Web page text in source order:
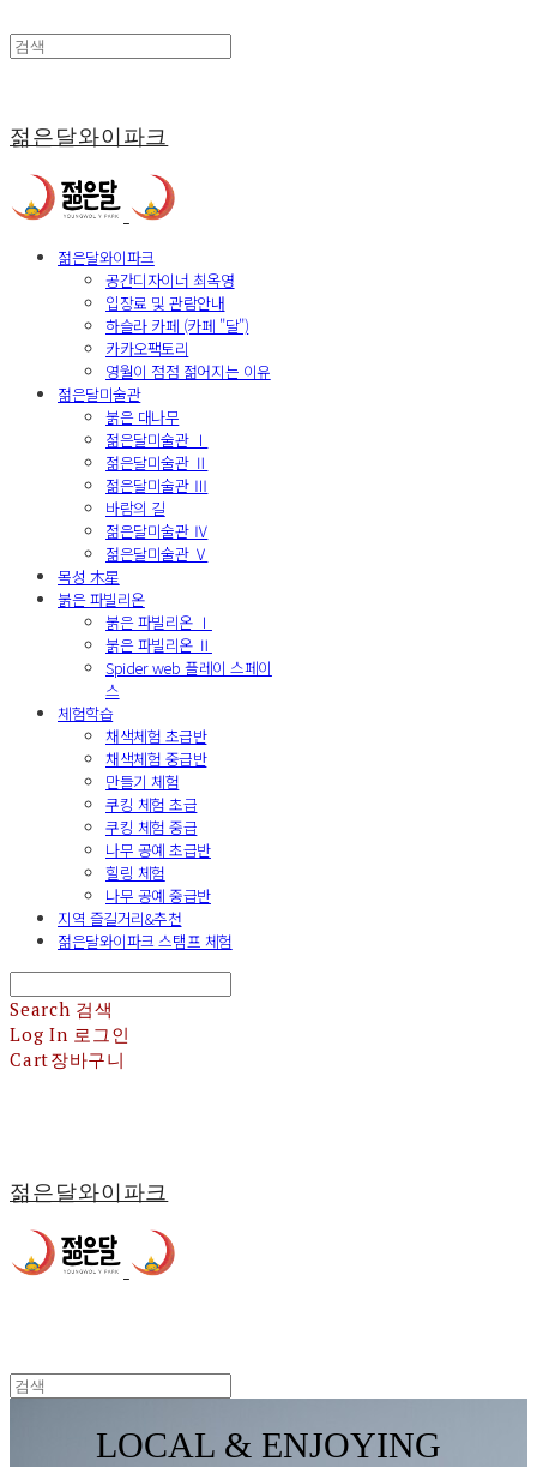
젊은달와이파크
젊은달와이파크
공간디자이너 최옥영
입장료 및 관람안내
하슬라 카페 (카페 "달")
카카오팩토리
영월이 점점 젊어지는 이유
젊은달미술관
붉은 대나무
젊은달미술관 Ⅰ
젊은달미술관 Ⅱ
젊은달미술관 Ⅲ
바람의 길
젊은달미술관 Ⅳ
젊은달미술관 Ⅴ
목성 木星
붉은 파빌리온
붉은 파빌리온 Ⅰ
붉은 파빌리온 Ⅱ
Spider web 플레이 스페이
스
체험학습
채색체험 초급반
채색체험 중급반
만들기 체험
쿠킹 체험 초급
쿠킹 체험 중급
나무 공예 초급반
힐링 체험
나무 공예 중급반
지역 즐길거리&추천
젊은달와이파크 스탬프 체험
Search 검색
Log In 로그인
Cart장바구니
젊은달와이파크
LOCAL & ENJOYING